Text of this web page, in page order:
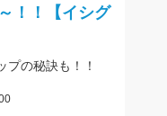
！！【イシグ
の秘訣も！！